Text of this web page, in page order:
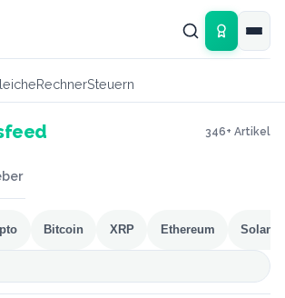
RechnerSteuern
346+ Artikel
Bitcoin XRP Ethereum Solana